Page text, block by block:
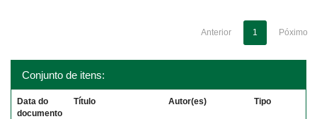
Anterior 1 Póximo
Conjunto de itens:
Data do
documento
Título Autor(es) Tipo